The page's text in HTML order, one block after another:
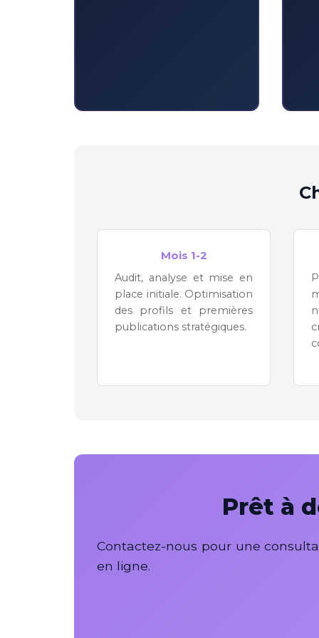
Mois 1-2
Audit, analyse et mise en
place initiale. Optimisation
des profils et premières
publications stratégiques.
Prêt à
Contactez-nous pour une
en ligne.